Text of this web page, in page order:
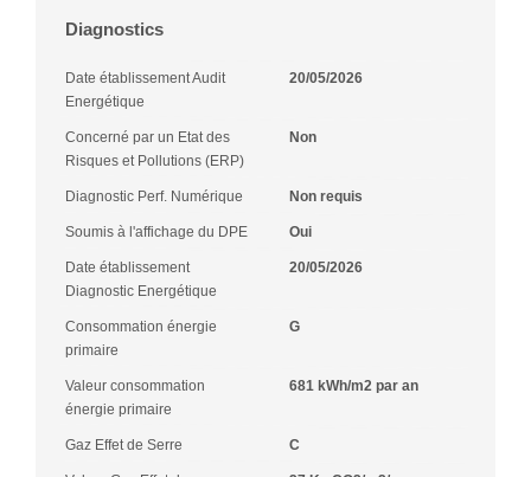
Diagnostics
Date établissement Audit
Energétique
20/05/2026
Concerné par un Etat des
Risques et Pollutions (ERP)
Non
Diagnostic Perf. Numérique Non requis
Soumis à l'affichage du DPE Oui
Date établissement
Diagnostic Energétique
20/05/2026
Consommation énergie
primaire
G
Valeur consommation
énergie primaire
681 kWh/m2 par an
Gaz Effet de Serre C